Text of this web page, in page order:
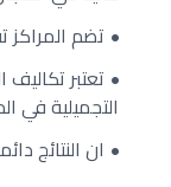
تضم المراكز
تعتبر
التجميلية في
ان النتائج